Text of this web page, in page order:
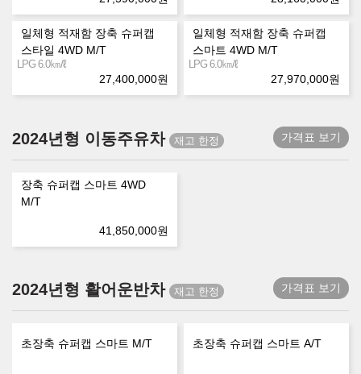
일체형 적재함 장축 슈퍼캡
스타일 4WD M/T
LPG 6.0㎞/ℓ
27,400,000원
일체형 적재함 장축 슈퍼캡
스마트 4WD M/T
LPG 6.0㎞/ℓ
27,970,000원
2024년형 이동주유차 가격표 보기
장축 슈퍼캡 스마트 4WD
M/T
41,850,000원
2024년형 활어운반차 가격표 보기
초장축 슈퍼캡 스마트 M/T 초장축 슈퍼캡 스마트 A/T